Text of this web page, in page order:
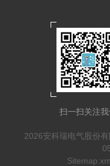
扫一扫关注我
2026安科瑞电气股份